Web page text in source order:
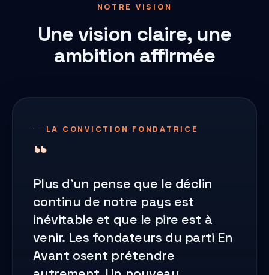
NOTRE VISION
Une vision claire, une
ambition affirmée
LA CONVICTION FONDATRICE
Plus d'un pense que le déclin
continu de notre pays est
inévitable et que le pire est à
venir. Les fondateurs du parti En
Avant osent prétendre